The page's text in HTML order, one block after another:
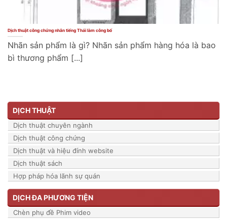
Dịch thuật công chứng nhãn tiếng Thái làm công bố
Nhãn sản phẩm là gì? Nhãn sản phẩm hàng hóa là bao
bì thương phẩm [...]
DỊCH THUẬT
Dịch thuật chuyên ngành
Dịch thuật công chứng
Dịch thuật và hiệu đính website
Dịch thuật sách
Hợp pháp hóa lãnh sự quán
DỊCH ĐA PHƯƠNG TIỆN
Chèn phụ đề Phim video